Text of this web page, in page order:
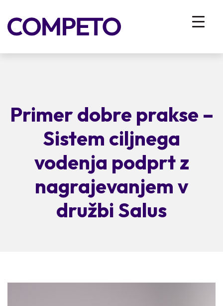
Primer dobre prakse –
Sistem ciljnega
vodenja podprt z
nagrajevanjem v
družbi Salus